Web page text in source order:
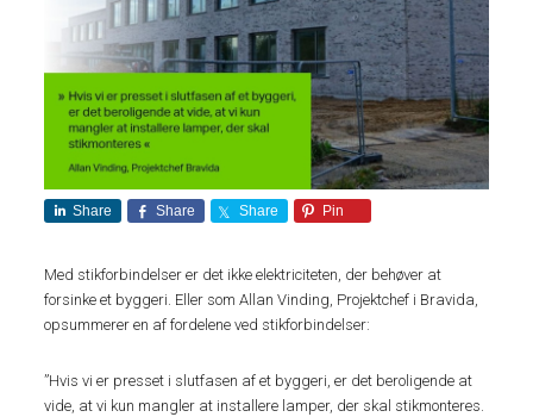
Share Share Share Pin
Med stikforbindelser er det ikke elektriciteten, der behøver at
forsinke et byggeri. Eller som Allan Vinding, Projektchef i Bravida,
opsummerer en af fordelene ved stikforbindelser:
”Hvis vi er presset i slutfasen af et byggeri, er det beroligende at
vide, at vi kun mangler at installere lamper, der skal stikmonteres.